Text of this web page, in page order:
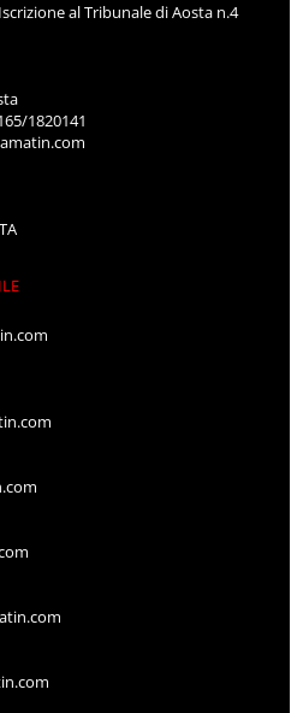
al Tribunale di Aosta n.4
1820141